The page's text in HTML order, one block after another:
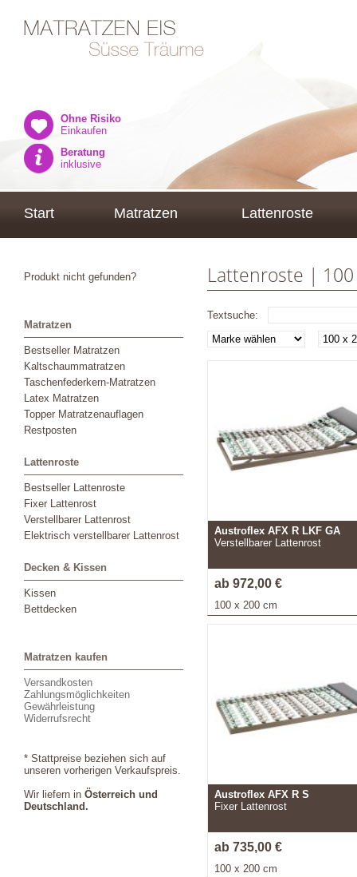
Ohne Risiko
Einkaufen
Beratung
inklusive
Start Matratzen Lattenroste
Produkt nicht gefunden?
Matratzen
Bestseller Matratzen
Kaltschaummatratzen
Taschenfederkern-Matratzen
Latex Matratzen
Topper Matratzenauflagen
Restposten
Lattenroste
Bestseller Lattenroste
Fixer Lattenrost
Verstellbarer Lattenrost
Elektrisch verstellbarer Lattenrost
Decken & Kissen
Kissen
Bettdecken
Matratzen kaufen
Versandkosten
Zahlungsmöglichkeiten
Gewährleistung
Widerrufsrecht
* Stattpreise beziehen sich auf
unseren vorherigen Verkaufspreis.
Wir liefern in Österreich und
Deutschland.
Lattenroste | 100
Textsuche:
Austroflex AFX R LKF GA
Verstellbarer Lattenrost
ab 972,00 €
100 x 200 cm
Austroflex AFX R S
Fixer Lattenrost
ab 735,00 €
100 x 200 cm